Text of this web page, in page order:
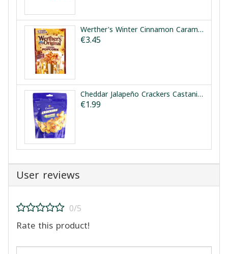
Werther's Winter Cinnamon Caramel Popcorn 140g | بوشار كراميل وقرفة وكوكيز ويثررز 140غ
€3.45
Cheddar Jalapeño Crackers Castania 100g | كراكرز شيدر هالبينو كاستانيا 100غ
€1.99
User reviews
0/5
Rate this product!